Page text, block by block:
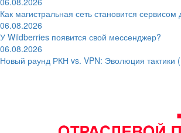
Как магистральная сеть становится сервисом
06.08.2026
У Wildberries появится свой мессенджер?
06.08.2026
Новый раунд РКН vs. VPN: Эволюция тактики